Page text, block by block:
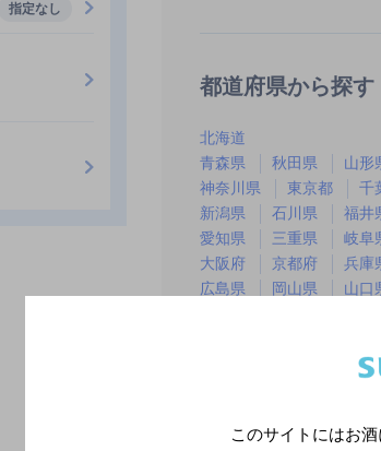
都道府県から探す
北海道
青森県
秋田県 山形
神奈川県
東京都 千
新潟県
石川県 福井
愛知県
三重県 岐阜
大阪府
京都府 兵庫
広島県
岡山県 山口
指定なし
このサイトにはお